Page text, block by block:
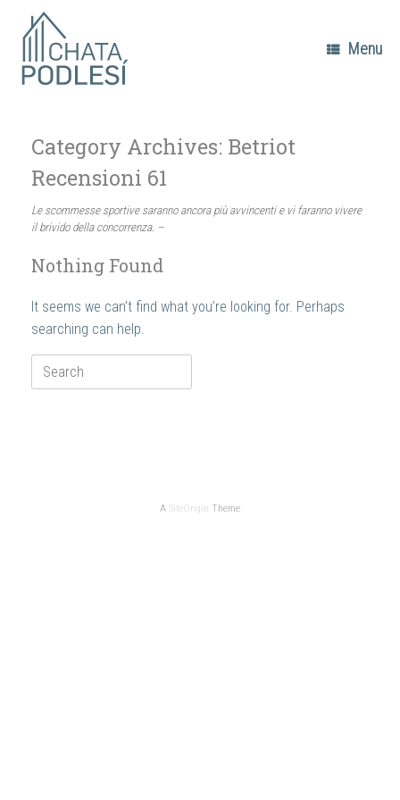
content
Menu
Category Archives: Betriot
Recensioni 61
Le scommesse sportive saranno ancora più avvincenti e vi faranno vivere
il brivido della concorrenza. –
Nothing Found
It seems we can’t find what you’re looking for. Perhaps
searching can help.
Search
for:
A SiteOrigin Theme